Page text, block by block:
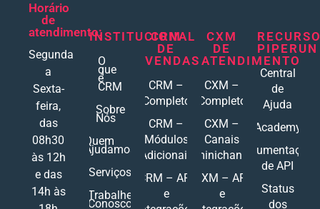
Horário
de
atendimento:
Segunda
a
Sexta-
feira,
das
08h30
às 12h
e das
14h às
INSTITUCIONAL
O
que
é
CRM
Sobre
Nós
Quem
Ajudamos
Serviços
Trabalhe
Conosco
CRM
DE
VENDAS
CRM –
Completo
CRM –
Módulos
Adicionais
CRM – API
e
CXM
DE
ATENDIMENTO
CXM –
Completo
CXM –
Canais
Ominichannel
CXM – API
e
PIPERUN
Central
de
Ajuda
Academy
Documentações
de API
Status
dos